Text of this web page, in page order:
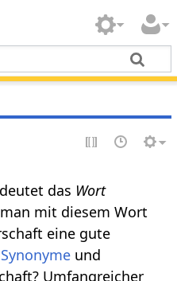
das Wort
mit diesem Wort
eine gute
Synonyme und
Umfangreicher